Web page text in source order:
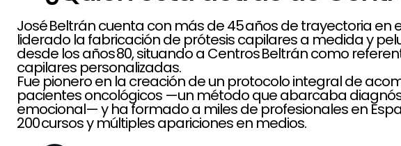
José Beltrán cuenta con más de 45 años de trayectoria en
liderado la fabricación de prótesis capilares a medida y
desde los años 80, situando a Centros Beltrán como
capilares personalizadas.
Fue pionero en la creación de un protocolo integral de
pacientes oncológicos —un método que abarcaba
emocional— y ha formado a miles de profesionales en
200 cursos y múltiples apariciones en medios.